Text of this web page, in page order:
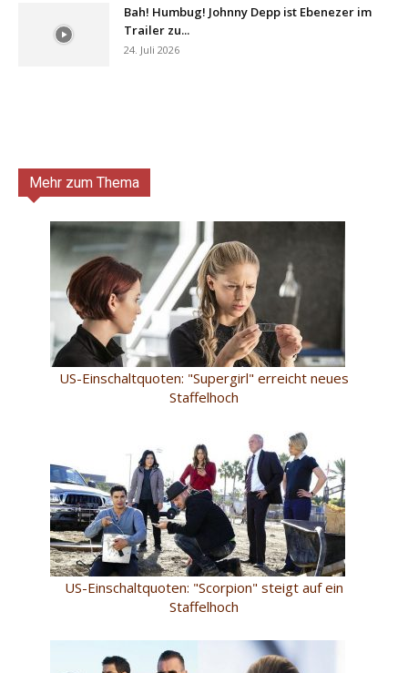
Bah! Humbug! Johnny Depp ist Ebenezer im
Trailer zu...
24. Juli 2026
Mehr zum Thema
US-Einschaltquoten: "Supergirl" erreicht neues
Staffelhoch
US-Einschaltquoten: "Scorpion" steigt auf ein
Staffelhoch